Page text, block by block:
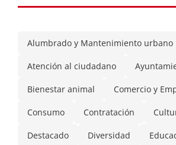
Alumbrado y Mantenimiento urbano
Atención al ciudadano
Bienestar animal Comercio y
Consumo Contratación
Destacado Diversidad